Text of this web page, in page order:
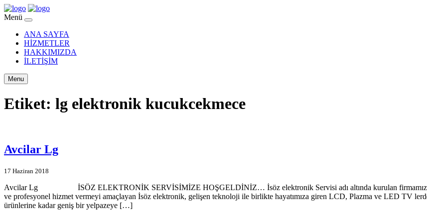
Menü
ANA SAYFA
HİZMETLER
HAKKIMIZDA
İLETİŞİM
Menu
Etiket: lg elektronik kucukcekmece
Avcilar Lg
17 Haziran 2018
Avcilar Lg İSÖZ ELEKTRONİK SERVİSİMİZE HOŞGELDİNİZ… İsöz elektronik Servisi adı altında kurulan firmamız
ve profesyonel hizmet vermeyi amaçlayan İsöz elektronik, gelişen teknoloji ile birlikte hayatımıza giren LCD, Plazma ve LED TV
ürünlerine kadar geniş bir yelpazeye […]